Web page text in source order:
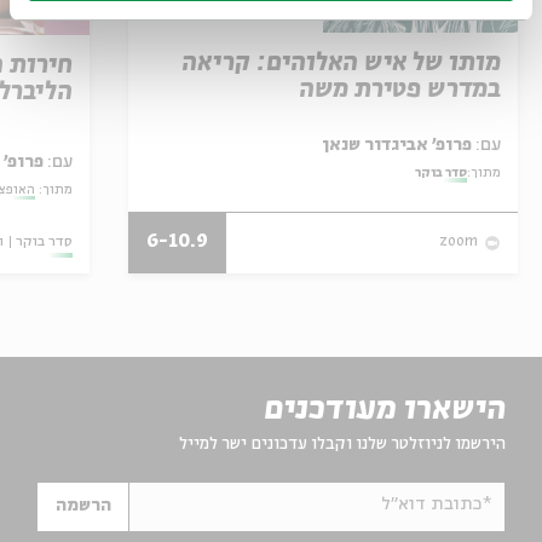
מותו של איש האלוהים: קריאה
במדרש פטירת משה
עם:
מתוך:סדר בוקר
zoom
6-10.9
עם: פרופ'
מתוך:
סדר בוקר
הישארו מעודכנים
הירשמו לניוזלטר שלנו וקבלו עדכונים ישר למייל
*כתובת דוא"ל הרשמה